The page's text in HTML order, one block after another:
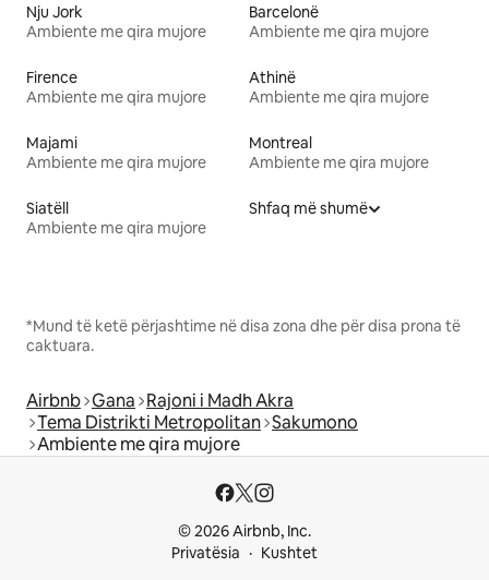
Nju Jork
Ambiente me qira mujore
Barcelonë
Ambiente me qira mujore
Firence
Ambiente me qira mujore
Athinë
Ambiente me qira mujore
Majami
Ambiente me qira mujore
Montreal
Ambiente me qira mujore
Siatëll
Ambiente me qira mujore
Shfaq më shumë
*Mund të ketë përjashtime në disa zona dhe për disa prona të
caktuara.
Airbnb Gana Rajoni i Madh Akra
Tema Distrikti Metropolitan Sakumono
Ambiente me qira mujore
© 2026 Airbnb, Inc.
Privatësia
Kushtet